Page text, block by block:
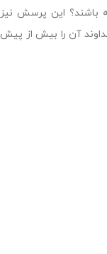
باشند؟ این پرسش نیز
خداوند آن را بیش از پیش